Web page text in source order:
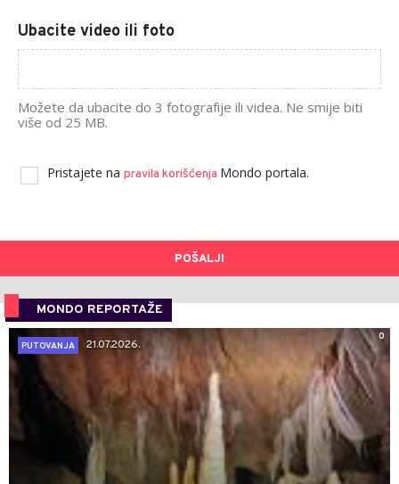
Ubacite video ili foto
Možete da ubacite do 3 fotografije ili videa. Ne smije biti
više od 25 MB.
Pristajete na pravila korišćenja Mondo portala.
POŠALJI
MONDO REPORTAŽE
0
PUTOVANJA
21.07.2026.